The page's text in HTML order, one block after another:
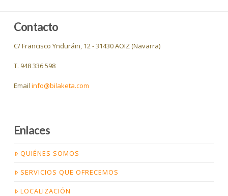
Contacto
C/ Francisco Ynduráin, 12 - 31430 AOIZ (Navarra)
T. 948 336 598
Email info@bilaketa.com
Enlaces
QUIÉNES SOMOS
SERVICIOS QUE OFRECEMOS
LOCALIZACIÓN